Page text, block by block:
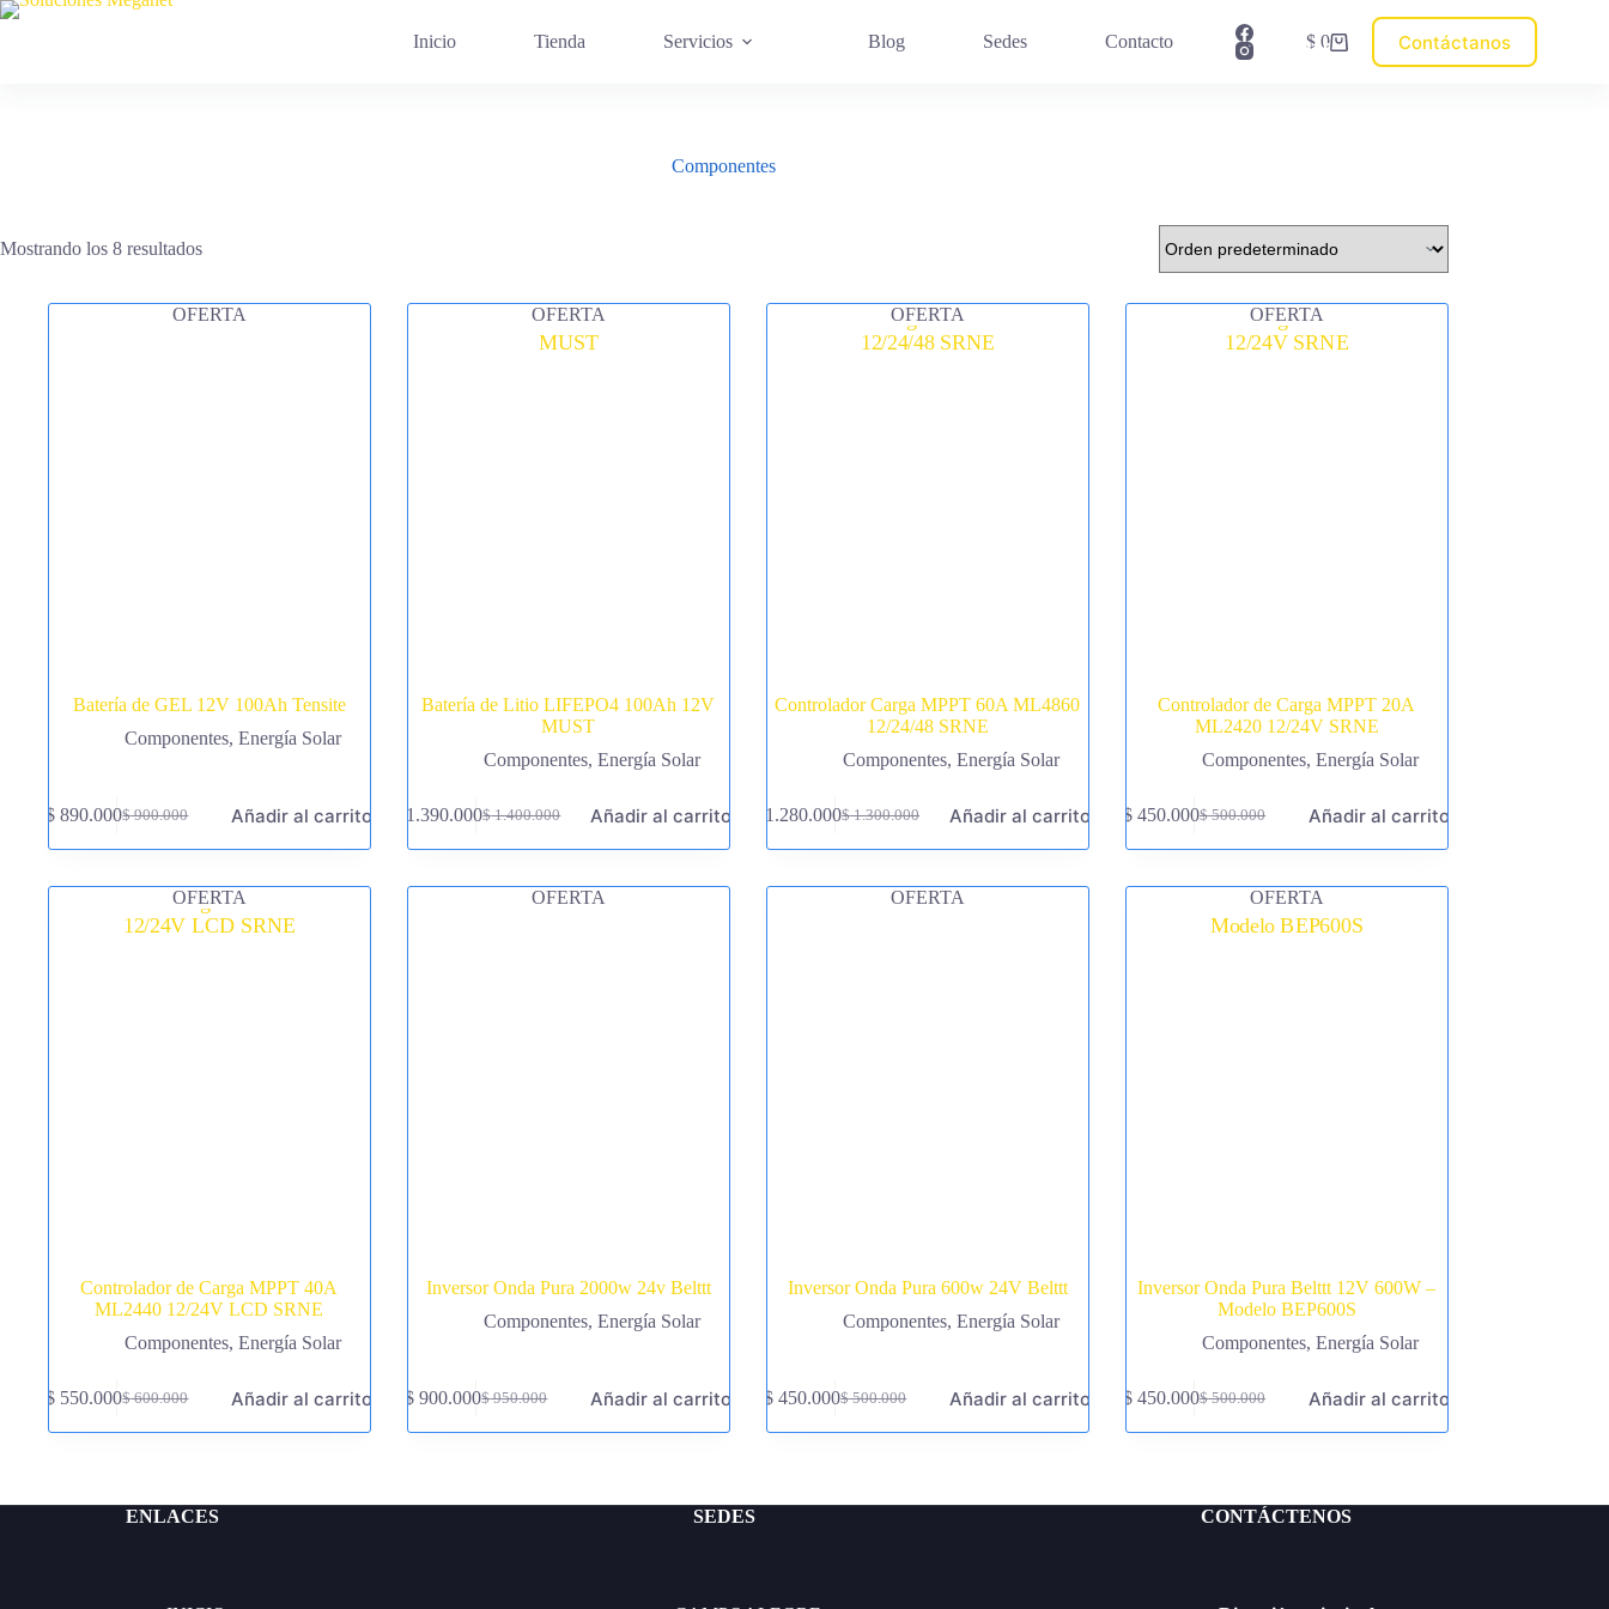
Saltar
Inicio Tienda Servicios Blog Sedes Contacto
Pagar
Carro
$ 0 Contáctanos
Componentes
Mostrando los 8 resultados
OFERTA
Batería de GEL 12V 100Ah Tensite
Componentes,Energía Solar
$900.000
El
precio
era:
$ 900.000.
$ 890.000El
precio
es:
$ 890.000.
Añadir al carrito
OFERTA
Batería de Litio LIFEPO4 100Ah 12V
MUST
Componentes,Energía Solar
$1.400.000
El
precio
era:
$ 1.400.000.
1.390.000El
precio
es:
$ 1.390.000.
Añadir al carrito
OFERTA
Controlador Carga MPPT 60A ML4860
12/24/48 SRNE
Componentes,Energía Solar
$1.300.000
El
precio
era:
$ 1.300.000.
1.280.000El
precio
es:
$ 1.280.000.
Añadir al carrito
OFERTA
Controlador de Carga MPPT 20A
ML2420 12/24V SRNE
Componentes,Energía Solar
$500.000
El
precio
era:
$ 500.000.
$ 450.000El
precio
es:
$ 450.000.
Añadir al carrito
OFERTA
Controlador de Carga MPPT 40A
ML2440 12/24V LCD SRNE
Componentes,Energía Solar
$600.000
El
precio
$ 550.000El
precio
Añadir al carrito
OFERTA
Inversor Onda Pura 2000w 24v Belttt
Componentes,Energía Solar
$950.000
El
precio
$ 900.000El
precio
Añadir al carrito
OFERTA
Inversor Onda Pura 600w 24V Belttt
Componentes,Energía Solar
$500.000
El
precio
$ 450.000El
precio
Añadir al carrito
OFERTA
Inversor Onda Pura Belttt 12V 600W –
Modelo BEP600S
Componentes,Energía Solar
$500.000
El
precio
$ 450.000El
precio
Añadir al carrito
ENLACES SEDES CONTÁCTENOS